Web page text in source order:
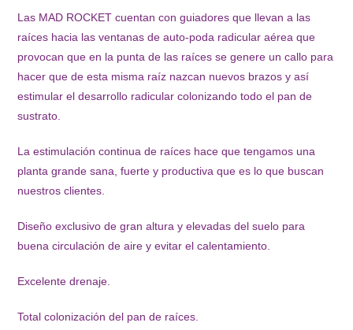
Las MAD ROCKET cuentan con guiadores que llevan a las
raíces hacia las ventanas de auto-poda radicular aérea que
provocan que en la punta de las raíces se genere un callo para
hacer que de esta misma raíz nazcan nuevos brazos y así
estimular el desarrollo radicular colonizando todo el pan de
sustrato.
La estimulación continua de raíces hace que tengamos una
planta grande sana, fuerte y productiva que es lo que buscan
nuestros clientes.
Diseño exclusivo de gran altura y elevadas del suelo para
buena circulación de aire y evitar el calentamiento.
Excelente drenaje.
Total colonización del pan de raíces.